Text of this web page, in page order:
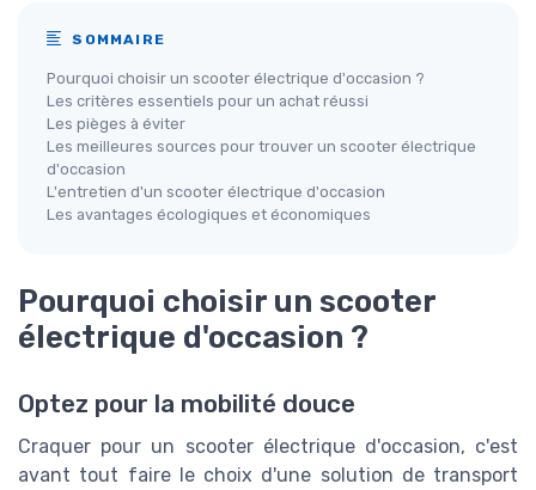
SOMMAIRE
Pourquoi choisir un scooter électrique d'occasion ?
Les critères essentiels pour un achat réussi
Les pièges à éviter
Les meilleures sources pour trouver un scooter électrique
d'occasion
L'entretien d'un scooter électrique d'occasion
Les avantages écologiques et économiques
Pourquoi choisir un scooter
électrique d'occasion ?
Optez pour la mobilité douce
Craquer pour un scooter électrique d'occasion, c'est
avant tout faire le choix d'une solution de transport